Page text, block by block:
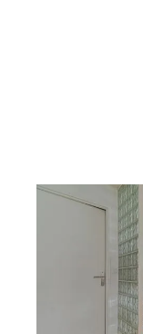
PARIS 75020
, 3
Ref : 15330